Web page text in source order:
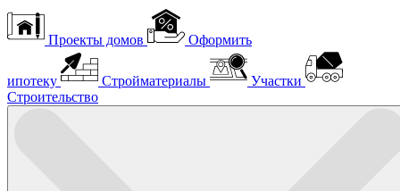
Проекты домов Оформить
ипотеку Стройматериалы
Участки
Строительство